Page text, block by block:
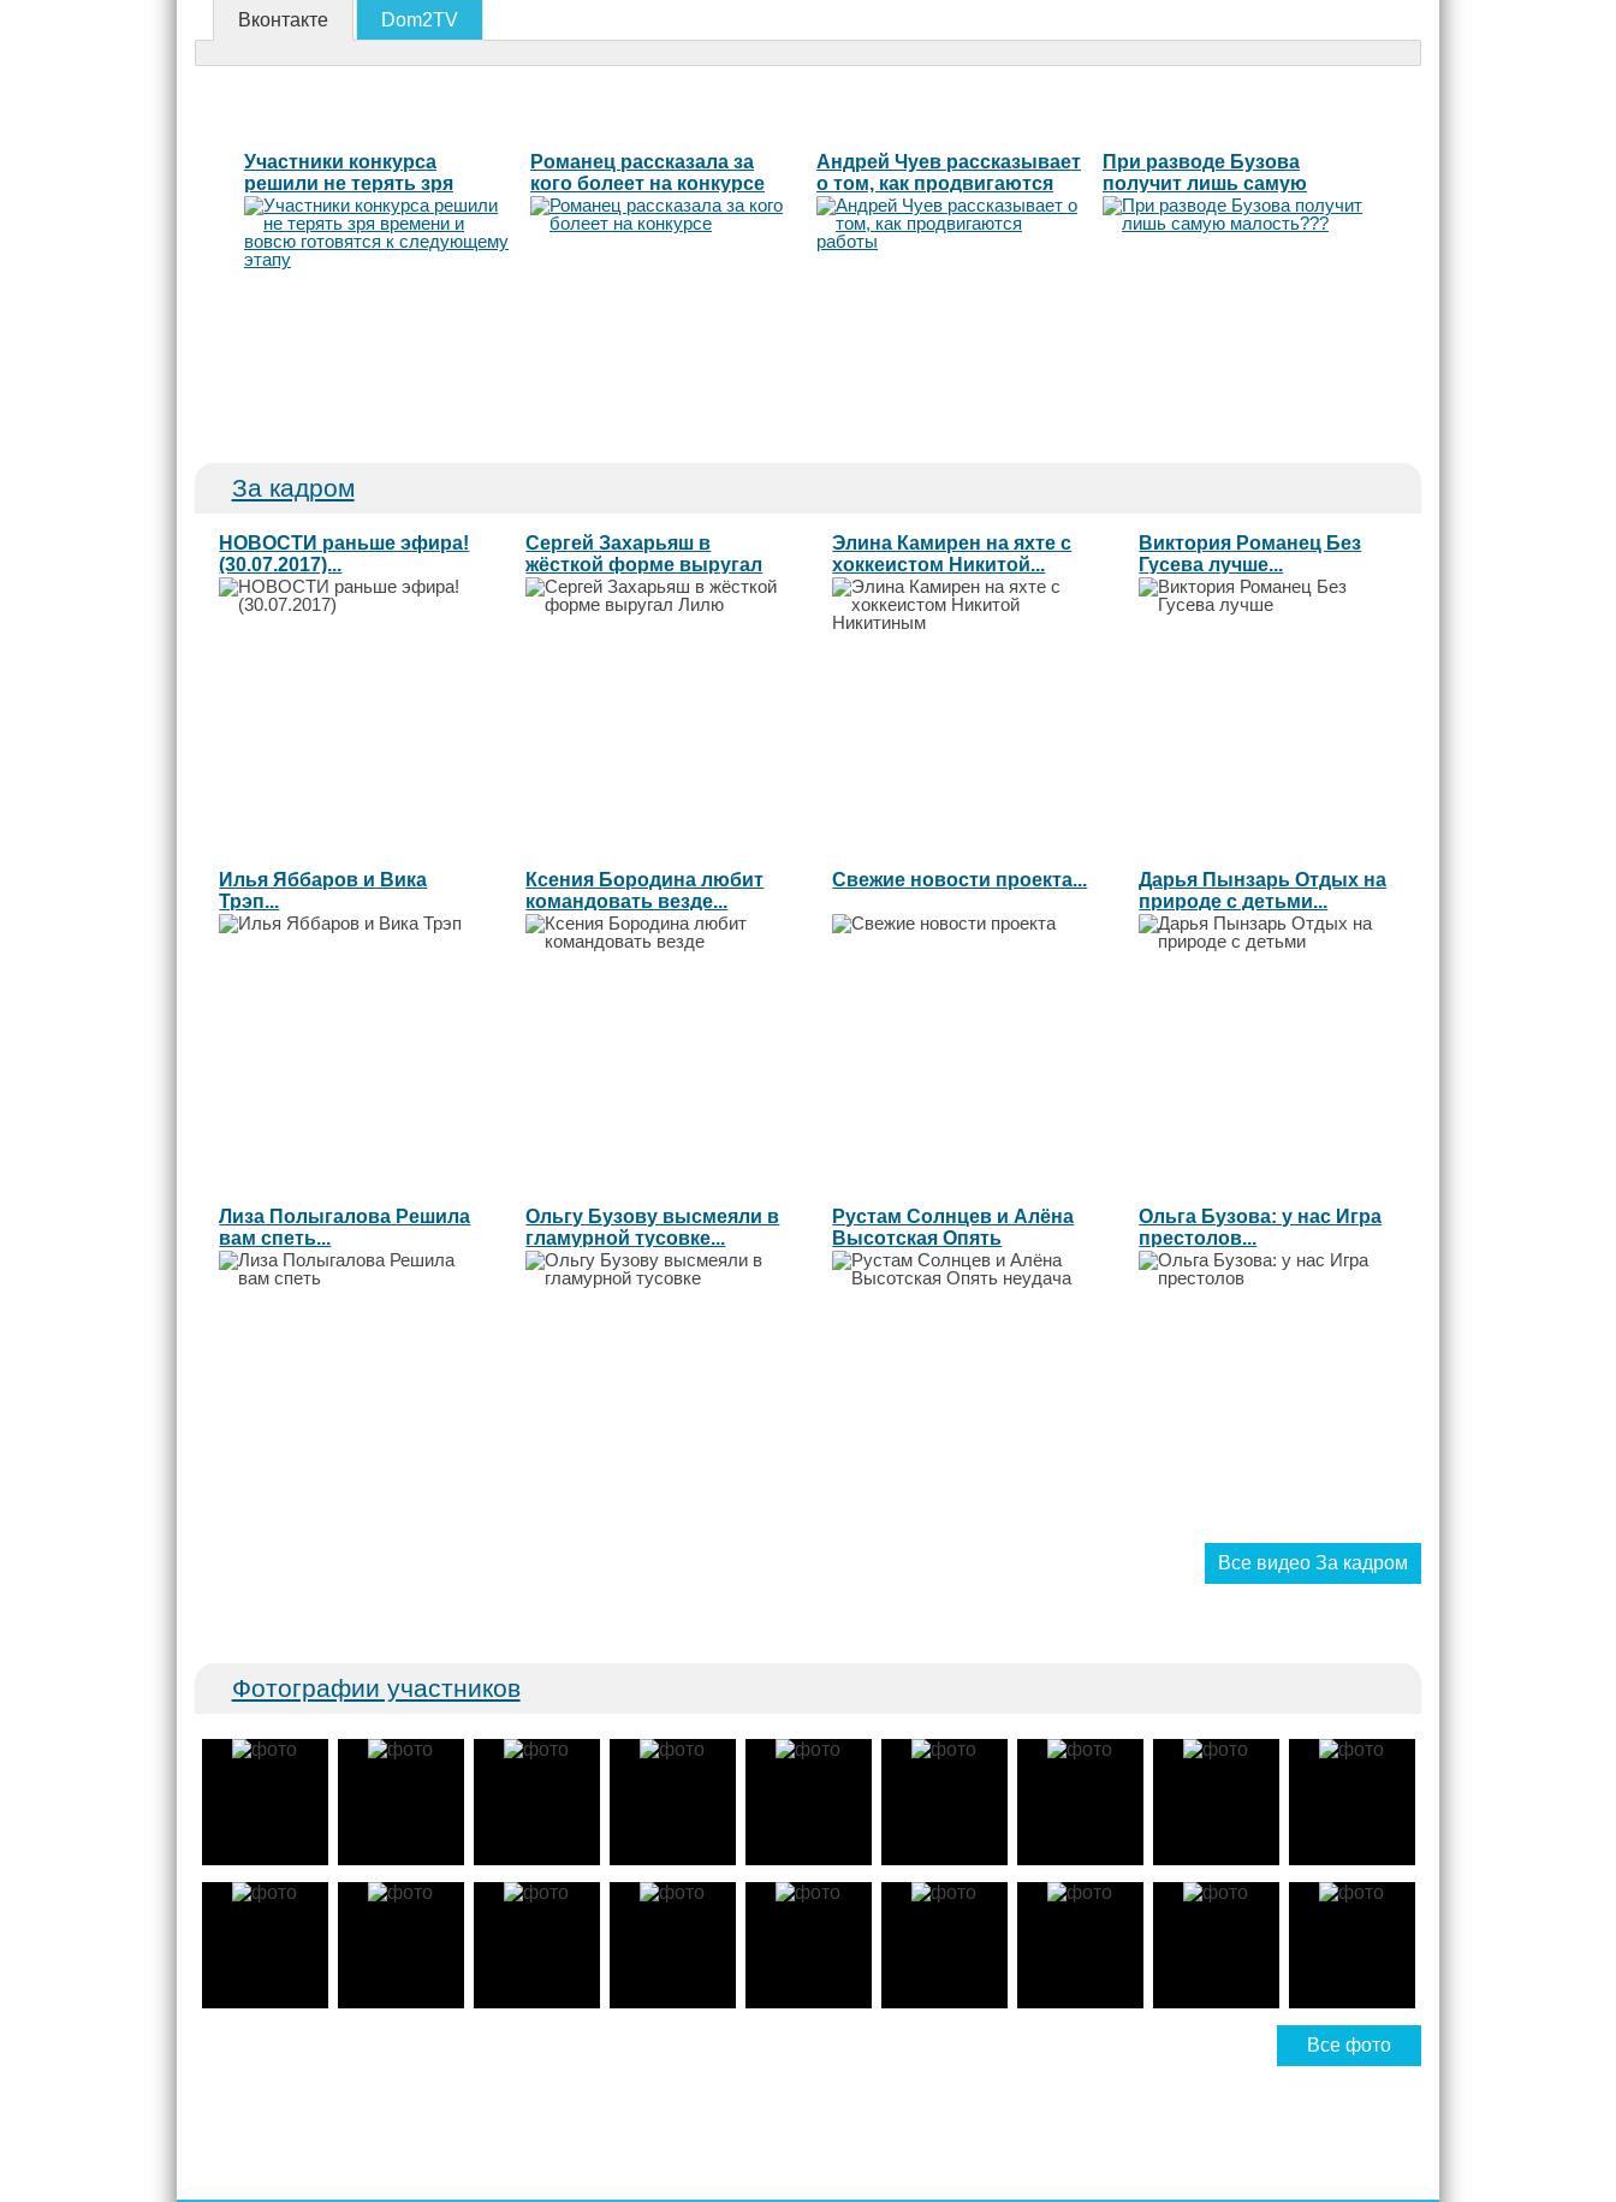
Вконтакте Dom2TV
Участники конкурса
решили не терять зря
времени и вовсю
готовятся к следующему
этапу
Романец рассказала за
кого болеет на конкурсе
Андрей Чуев рассказывает
о том, как продвигаются
работы
При разводе Бузова
получит лишь самую
малость???
За кадром
НОВОСТИ раньше эфира!
(30.07.2017)...
Сергей Захарьяш в
жёсткой форме выругал
Лилю...
Элина Камирен на яхте с
хоккеистом Никитой...
Виктория Романец Без
Гусева лучше...
Илья Яббаров и Вика
Трэп...
Ксения Бородина любит
командовать везде...
Свежие новости проекта...
Дарья Пынзарь Отдых на
природе с детьми...
Лиза Полыгалова Решила
вам спеть...
Ольгу Бузову высмеяли в
гламурной тусовке...
Рустам Солнцев и Алёна
Высотская Опять
неудача...
Ольга Бузова: у нас Игра
престолов...
Все видео За кадром
Фотографии участников
Все фото